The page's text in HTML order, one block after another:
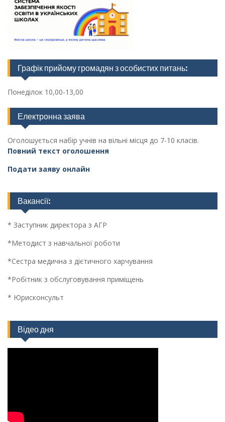
Графік прийому громадян з особистих питань:
Понеділок 10,00-13,00
Електронна заява
Оголошується набір учнів на вільні місця до 7-10 класів.
Повний текст оголошення
Подати заяву онлайн
Вакансії:
* Заступник директора з АГР
*Методист з навчальної роботи
*Сестра медична з дієтичного харчування
*Робітник з обслуговування приміщень
* Юрисконсульт
Відео дня